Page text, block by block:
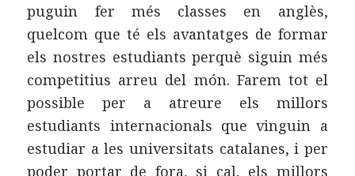
puguin fer més classes en anglès,
quelcom que té els avantatges de formar
els nostres estudiants perquè siguin més
competitius arreu del món. Farem tot el
possible per a atreure els millors
estudiants internacionals que vinguin a
estudiar a les universitats catalanes, i per
poder portar de fora, si cal, els millors